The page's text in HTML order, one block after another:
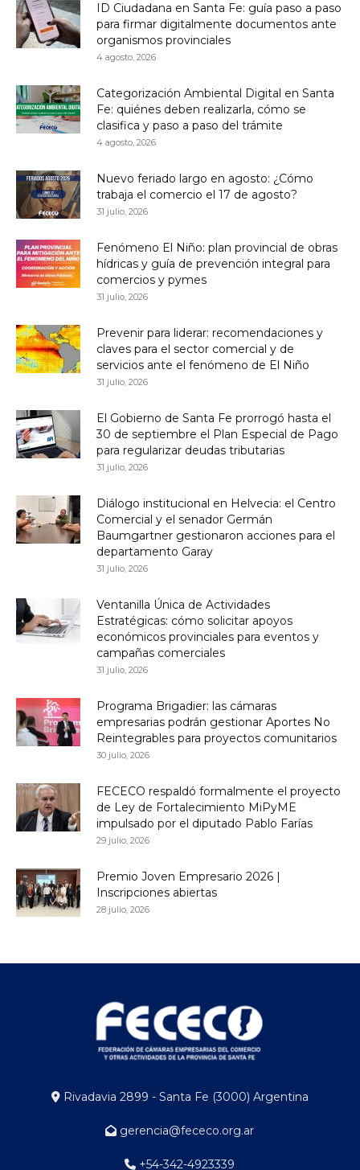
ID Ciudadana en Santa Fe: guía paso a paso
para firmar digitalmente documentos ante
organismos provinciales
4 agosto, 2026
Categorización Ambiental Digital en Santa
Fe: quiénes deben realizarla, cómo se
clasifica y paso a paso del trámite
4 agosto, 2026
Nuevo feriado largo en agosto: ¿Cómo
trabaja el comercio el 17 de agosto?
31 julio, 2026
Fenómeno El Niño: plan provincial de obras
hídricas y guía de prevención integral para
comercios y pymes
31 julio, 2026
Prevenir para liderar: recomendaciones y
claves para el sector comercial y de
servicios ante el fenómeno de El Niño
31 julio, 2026
El Gobierno de Santa Fe prorrogó hasta el
30 de septiembre el Plan Especial de Pago
para regularizar deudas tributarias
31 julio, 2026
Diálogo institucional en Helvecia: el Centro
Comercial y el senador Germán
Baumgartner gestionaron acciones para el
departamento Garay
31 julio, 2026
Ventanilla Única de Actividades
Estratégicas: cómo solicitar apoyos
económicos provinciales para eventos y
campañas comerciales
31 julio, 2026
Programa Brigadier: las cámaras
empresarias podrán gestionar Aportes No
Reintegrables para proyectos comunitarios
30 julio, 2026
FECECO respaldó formalmente el proyecto
de Ley de Fortalecimiento MiPyME
impulsado por el diputado Pablo Farías
29 julio, 2026
Premio Joven Empresario 2026 |
Inscripciones abiertas
28 julio, 2026
Rivadavia 2899 - Santa Fe (3000) Argentina
gerencia@fececo.org.ar
+54-342-4923339